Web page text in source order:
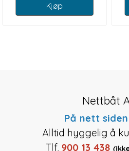
Kjøp
Nettbåt
På nett
Alltid hyggelig å
Tlf. 900 13 438